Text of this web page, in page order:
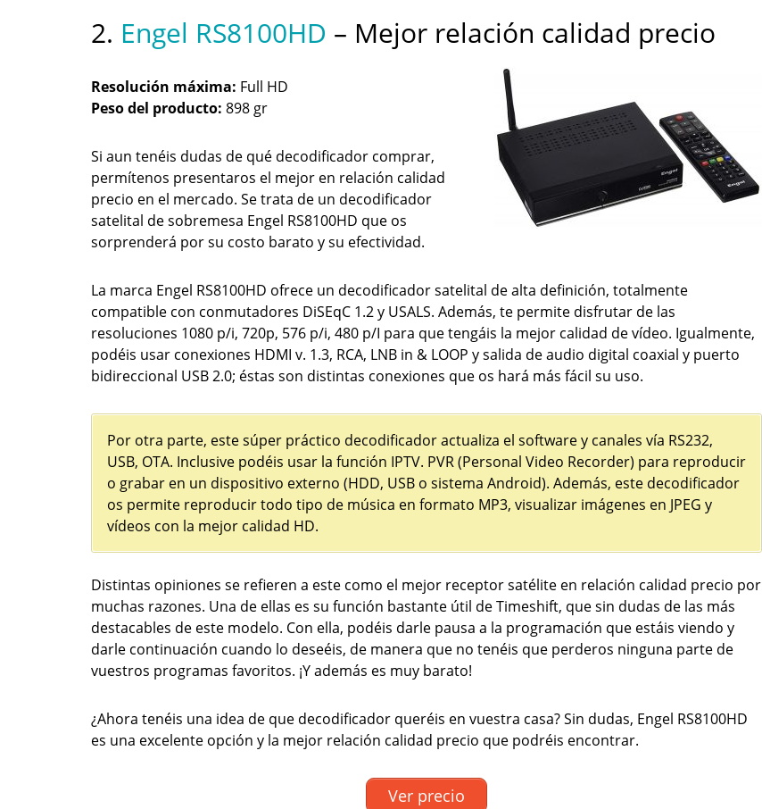
2. Engel RS8100HD – Mejor relación calidad precio
Resolución máxima: Full HD
Peso del producto: 898 gr
Si aun tenéis dudas de qué decodificador comprar,
permítenos presentaros el mejor en relación calidad
precio en el mercado. Se trata de un decodificador
satelital de sobremesa Engel RS8100HD que os
sorprenderá por su costo barato y su efectividad.
La marca Engel RS8100HD ofrece un decodificador satelital de alta definición, totalmente
compatible con conmutadores DiSEqC 1.2 y USALS. Además, te permite disfrutar de las
resoluciones 1080 p/i, 720p, 576 p/i, 480 p/I para que tengáis la mejor calidad de vídeo. Igualmente,
podéis usar conexiones HDMI v. 1.3, RCA, LNB in & LOOP y salida de audio digital coaxial y puerto
bidireccional USB 2.0; éstas son distintas conexiones que os hará más fácil su uso.
Por otra parte, este súper práctico decodificador actualiza el software y canales vía RS232,
USB, OTA. Inclusive podéis usar la función IPTV. PVR (Personal Video Recorder) para reproducir
o grabar en un dispositivo externo (HDD, USB o sistema Android). Además, este decodificador
os permite reproducir todo tipo de música en formato MP3, visualizar imágenes en JPEG y
vídeos con la mejor calidad HD.
Distintas opiniones se refieren a este como el mejor receptor satélite en relación calidad precio por
muchas razones. Una de ellas es su función bastante útil de Timeshift, que sin dudas de las más
destacables de este modelo. Con ella, podéis darle pausa a la programación que estáis viendo y
darle continuación cuando lo deseéis, de manera que no tenéis que perderos ninguna parte de
vuestros programas favoritos. ¡Y además es muy barato!
¿Ahora tenéis una idea de que decodificador queréis en vuestra casa? Sin dudas, Engel RS8100HD
es una excelente opción y la mejor relación calidad precio que podréis encontrar.
Ver precio